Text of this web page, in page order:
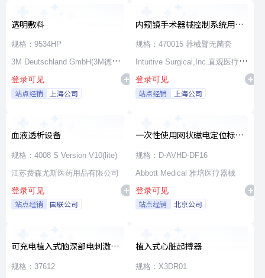
透明敷料
规格：9534HP
3M Deutschland GmbH(3M德国
公司)
登录可见
站点经销 上海公司
内窥镜手术器械控制系统用无
源器械和附件
规格：470015 器械臂无菌套
Intuitive Surgical,Inc.直观医疗公
司
登录可见
站点经销 上海公司
血液透析设备
规格：4008 S Version V10(lite)
江苏费森尤斯医药用品有限公司
登录可见
站点经销 国联公司
一次性使用网状磁电定位标测
导管
规格：D-AVHD-DF16
Abbott Medical 雅培医疗器械
登录可见
站点经销 北京公司
可充电植入式脑深部电刺激脉
冲发生器套件
规格：37612
植入式心脏起搏器
规格：X3DR01